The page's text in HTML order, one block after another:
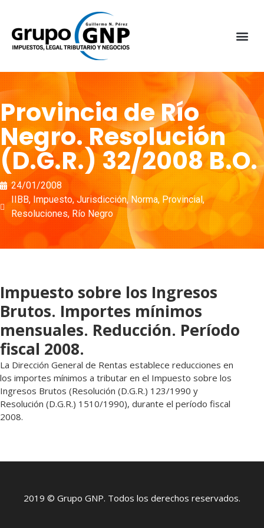
Provincia de Río
Negro. Resolución
(D.G.R.) 32/2008 B.O.
24/01/2008
IIBB, Impuesto,Jurisdicción,Norma, Provincial,
Resoluciones, Río Negro
Impuesto sobre los Ingresos
Brutos. Importes mínimos
mensuales. Reducción. Período
fiscal 2008.
La Dirección General de Rentas establece reducciones en
los importes mínimos a tributar en el Impuesto sobre los
Ingresos Brutos (Resolución (D.G.R.) 123/1990 y
Resolución (D.G.R.) 1510/1990), durante el período fiscal
2008.
2019 © Grupo GNP. Todos los derechos reservados.